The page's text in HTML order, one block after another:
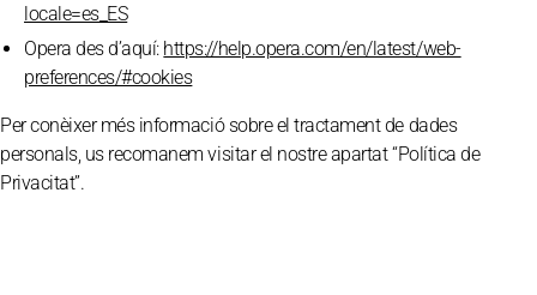
locale=es_ES
Opera des d’aquí: https://help.opera.com/en/latest/web-
preferences/#cookies
Per conèixer més informació sobre el tractament de dades
personals, us recomanem visitar el nostre apartat “Política de
Privacitat”.